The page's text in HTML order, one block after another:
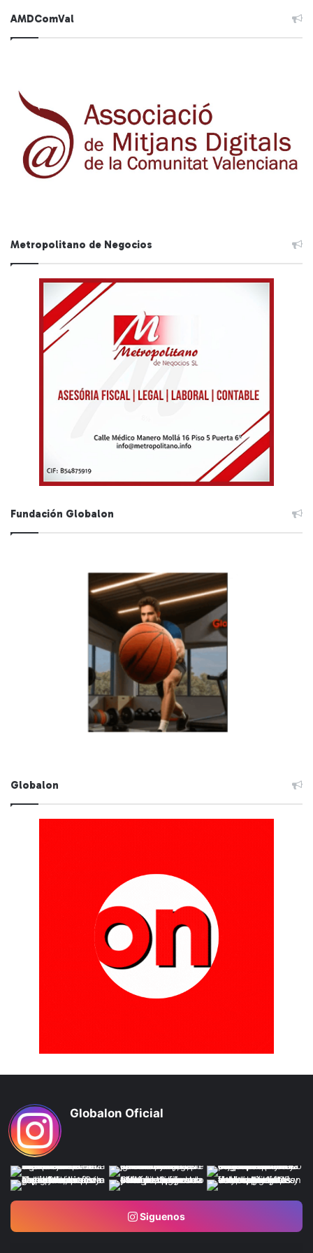
AMDComVal
Metropolitano de Negocios
Fundación Globalon
Globalon
Globalon Oficial
Siguenos